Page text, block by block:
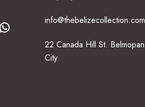
info@thebelizecollection.com
22 Canada Hill St. Belmopan
City